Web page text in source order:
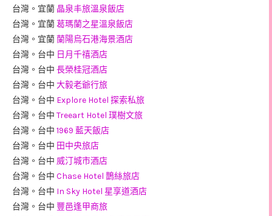
台灣。宜蘭 晶泉丰旅溫泉飯店
台灣。宜蘭葛瑪蘭之星溫泉飯店
台灣。宜蘭蘭陽烏石港海景酒店
台灣。台中 日月千禧酒店
台灣。台中 長榮桂冠酒店
台灣。台中 大毅老爺行旅
台灣。台中 Explore Hotel 探索私旅
台灣。台中 Treeart Hotel 璞樹文旅
台灣。台中 1969 藍天飯店
台灣。台中 田中央旅店
台灣。台中 威汀城市酒店
台灣。台中 Chase Hotel 鵲絲旅店
台灣。台中 In Sky Hotel 星享道酒店
台灣。台中 豐邑逢甲商旅